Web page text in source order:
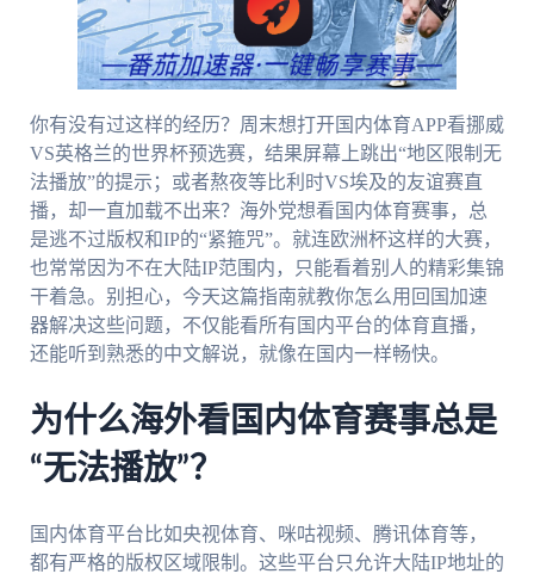
你有没有过这样的经历？周末想打开国内体育APP看挪威
VS英格兰的世界杯预选赛，结果屏幕上跳出“地区限制无
法播放”的提示；或者熬夜等比利时VS埃及的友谊赛直
播，却一直加载不出来？海外党想看国内体育赛事，总
是逃不过版权和IP的“紧箍咒”。就连欧洲杯这样的大赛，
也常常因为不在大陆IP范围内，只能看着别人的精彩集锦
干着急。别担心，今天这篇指南就教你怎么用回国加速
器解决这些问题，不仅能看所有国内平台的体育直播，
还能听到熟悉的中文解说，就像在国内一样畅快。
为什么海外看国内体育赛事总是
“无法播放”？
国内体育平台比如央视体育、咪咕视频、腾讯体育等，
都有严格的版权区域限制。这些平台只允许大陆IP地址的